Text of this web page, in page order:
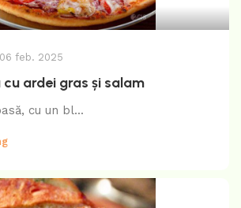
06 feb. 2025
cu ardei gras și salam
cu un bl...